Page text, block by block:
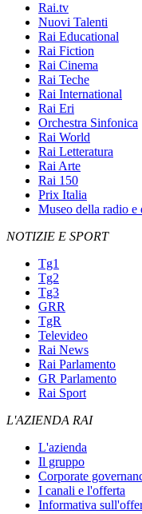
Rai.tv
Nuovi Talenti
Rai Educational
Rai Fiction
Rai Cinema
Rai Teche
Rai International
Rai Eri
Orchestra Sinfonica
Rai World
Rai Letteratura
Rai Arte
Rai 150
Prix Italia
Museo della radio e
NOTIZIE E SPORT
Tg1
Tg2
Tg3
GRR
TgR
Televideo
Rai News
Rai Parlamento
GR Parlamento
Rai Sport
L'AZIENDA RAI
L'azienda
Il gruppo
Corporate
I canali e l'offerta
Informativa